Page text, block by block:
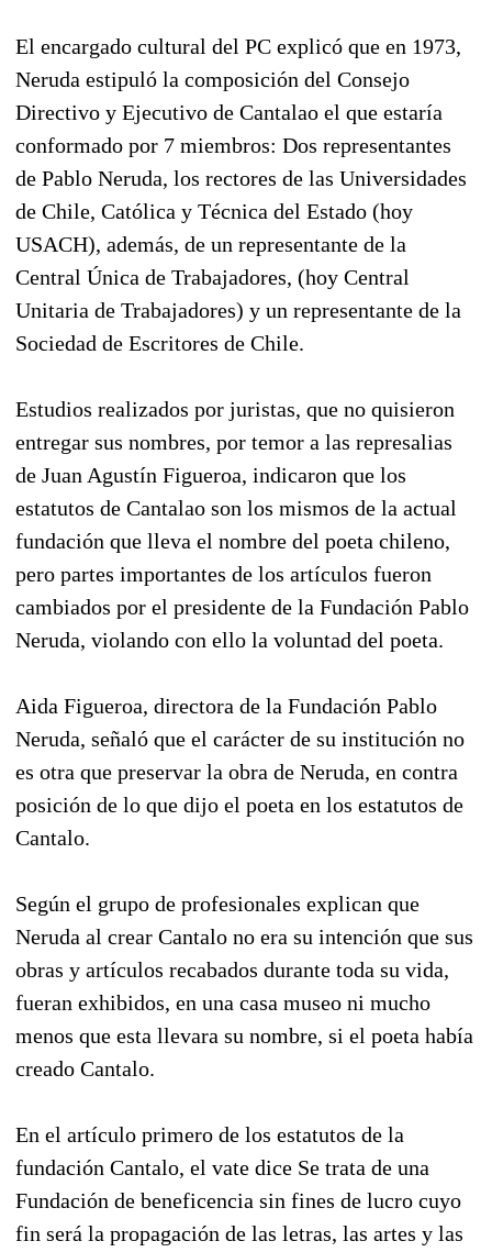
El encargado cultural del PC explicó que en 1973,
Neruda estipuló la composición del Consejo
Directivo y Ejecutivo de Cantalao el que estaría
conformado por 7 miembros: Dos representantes
de Pablo Neruda, los rectores de las Universidades
de Chile, Católica y Técnica del Estado (hoy
USACH), además, de un representante de la
Central Única de Trabajadores, (hoy Central
Unitaria de Trabajadores) y un representante de la
Sociedad de Escritores de Chile.
Estudios realizados por juristas, que no quisieron
entregar sus nombres, por temor a las represalias
de Juan Agustín Figueroa, indicaron que los
estatutos de Cantalao son los mismos de la actual
fundación que lleva el nombre del poeta chileno,
pero partes importantes de los artículos fueron
cambiados por el presidente de la Fundación Pablo
Neruda, violando con ello la voluntad del poeta.
Aida Figueroa, directora de la Fundación Pablo
Neruda, señaló que el carácter de su institución no
es otra que preservar la obra de Neruda, en contra
posición de lo que dijo el poeta en los estatutos de
Cantalo.
Según el grupo de profesionales explican que
Neruda al crear Cantalo no era su intención que sus
obras y artículos recabados durante toda su vida,
fueran exhibidos, en una casa museo ni mucho
menos que esta llevara su nombre, si el poeta había
creado Cantalo.
En el artículo primero de los estatutos de la
fundación Cantalo, el vate dice Se trata de una
Fundación de beneficencia sin fines de lucro cuyo
fin será la propagación de las letras, las artes y las